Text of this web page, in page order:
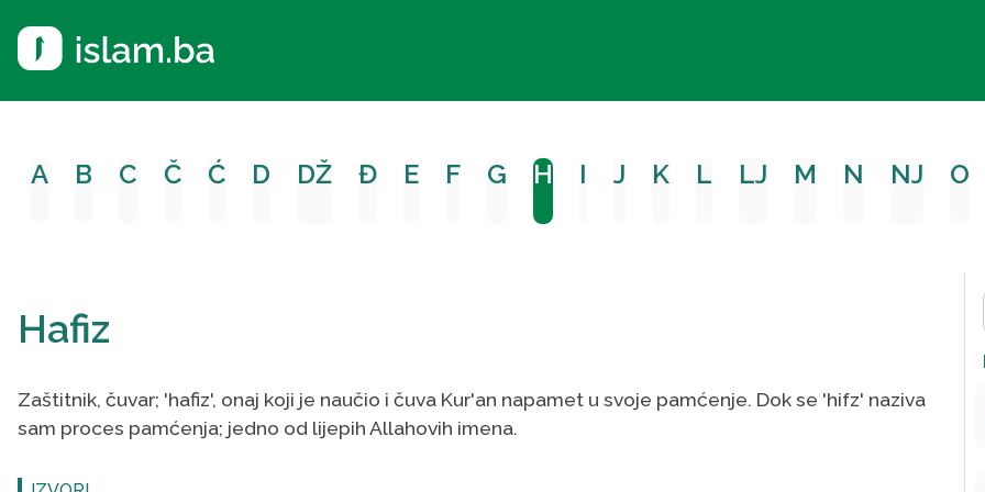
A B C Č Ć D DŽ Đ E F G H I J K L LJ M N NJ O
Hafiz
Zaštitnik, čuvar; 'hafiz', onaj koji je naučio i čuva Kur'an napamet u svoje pamćenje. Dok se 'hifz' naziva
sam proces pamćenja; jedno od lijepih Allahovih imena.